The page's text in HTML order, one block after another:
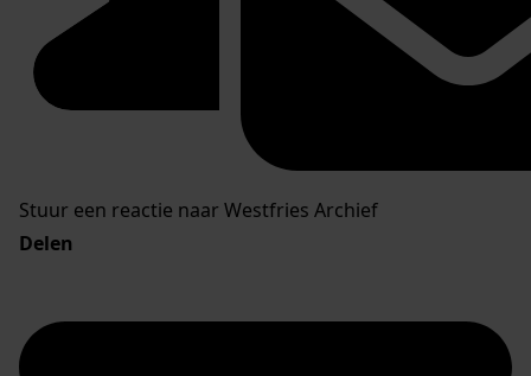
Stuur een reactie naar Westfries Archief
Delen